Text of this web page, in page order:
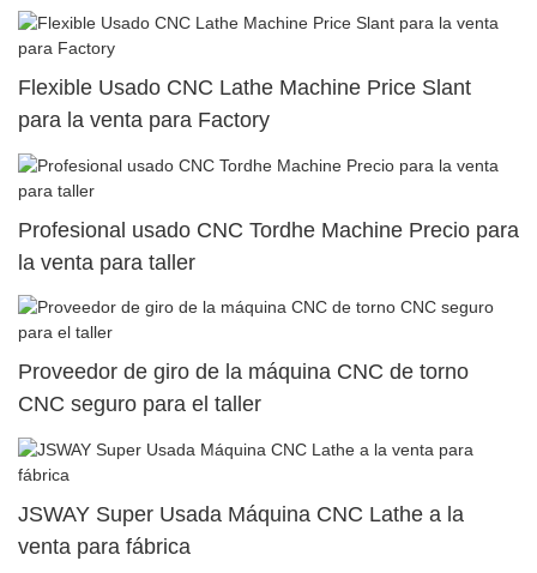
Flexible Usado CNC Lathe Machine Price Slant
para la venta para Factory
Profesional usado CNC Tordhe Machine Precio para
la venta para taller
Proveedor de giro de la máquina CNC de torno
CNC seguro para el taller
JSWAY Super Usada Máquina CNC Lathe a la
venta para fábrica